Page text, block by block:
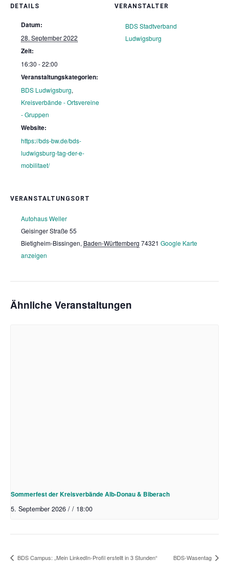
DETAILS
Datum:
28. September 2022
Zeit:
16:30 - 22:00
Veranstaltungskategorien:
BDS Ludwigsburg,
Kreisverbände - Ortsvereine
- Gruppen
Website:
https://bds-bw.de/bds-
ludwigsburg-tag-der-e-
mobilitaet/
VERANSTALTUNGSORT
Autohaus Weller
Geisinger Straße 55
Bietigheim-Bissingen, Baden-Württemberg 74321 Google Karte
anzeigen
VERANSTALTER
BDS Stadtverband
Ludwigsburg
Ähnliche Veranstaltungen
Sommerfest der Kreisverbände Alb-Donau & Biberach
5. September 2026 / / 18:00
BDS Campus: „Mein LinkedIn-Profil erstellt in 3 Stunden“ BDS-Wasentag